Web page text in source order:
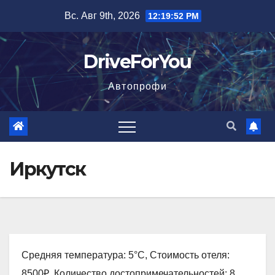
содержимому
Вс. Авг 9th, 2026 12:19:53 PM
DriveForYou
Автопрофи
Иркутск
Средняя температура: 5°C, Стоимость отеля: